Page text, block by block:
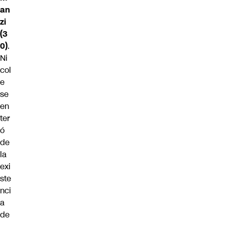
an
zi
(3
0).
Ni
col
e
se
en
ter
ó
de
la
exi
ste
nci
a
de